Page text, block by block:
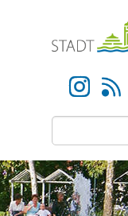
Instagram Newsfeed